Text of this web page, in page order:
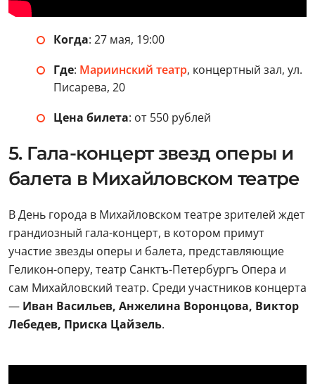
Когда: 27 мая, 19:00
Где: Мариинский театр, концертный зал, ул.
Писарева, 20
Цена билета: от 550 рублей
5. Гала-концерт звезд оперы и
балета в Михайловском театре
В День города в Михайловском театре зрителей ждет
грандиозный гала-концерт, в котором примут
участие звезды оперы и балета, представляющие
Геликон-оперу, театр Санктъ-Петербургъ Опера и
сам Михайловский театр. Среди участников концерта
— Иван Васильев, Анжелина Воронцова, Виктор
Лебедев, Приска Цайзель.